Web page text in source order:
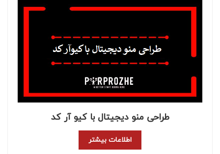
طراحی منو دیجیتال با کیو آر کد
اطلاعات بیشتر